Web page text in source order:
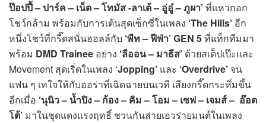
ป๊อปปี้ – ปาร์ค – เน็ต – โทมัส -ลาเต้ – อู่อู๋ – ภูผา’ที่แหวกอก
โชว์กล้าม พร้อมกับการเต้นสุดเซ็กซี่ในเพลง ‘The Hills’ อีก
หนึ่งโชว์ที่กรี๊ดสนั่นฮอลล์กับ ‘พีท – ฟีฟ่า’ GEN 5ที่แท็กทีมมา
พร้อม DMD Trainee อย่าง ‘ลีออน– มาธีส’ ด้วยสเต็ปเป๊ะและ
Movement สุดเริ่ดในเพลง ‘Jopping’ และ ‘Overdrive’ จน
แฟน ๆ เทใจให้กับออร่าที่เฉิดฉายบนเวที เสียงกรี๊ดกระหึ่มขึ้น
อีกเมื่อ ‘นุนิว – น้ำปิง – ก้อง – คิม – โอม – เซฟ – เจมส์ – อ๊อต
โต้’ มาในชุดแดงแรงฤทธิ์ ชวนกันส่ายเอวร่ายมนต์ในเพลง